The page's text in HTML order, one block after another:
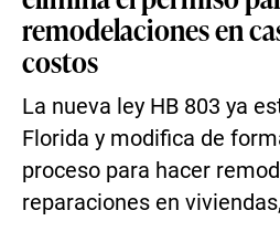
remodelaciones en
costos
La nueva ley HB 803 ya
Florida y modifica de
proceso para hacer
reparaciones en